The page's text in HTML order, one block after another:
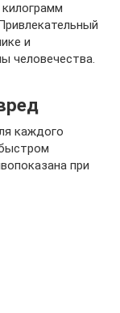
и
человечества.
каждого
при